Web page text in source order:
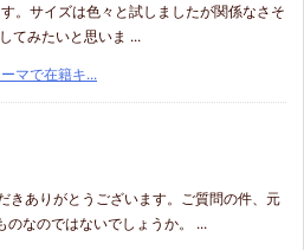
。サイズは色々と試しましたが関係なさそ
てみたいと思いま ...
マで在籍キ...
きありがとうございます。ご質問の件、元
なのではないでしょうか。 ...